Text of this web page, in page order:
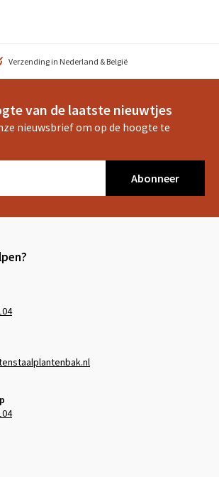
Verzending in Nederland & België
van de laatste nieuwtjes
nieuwsbrief om op de hoogte te
Abonneer